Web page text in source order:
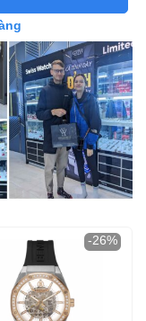
-26%